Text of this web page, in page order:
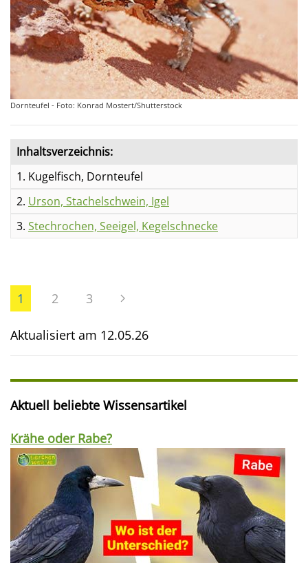
Dornteufel - Foto: Konrad Mostert/Shutterstock
Inhaltsverzeichnis:
1. Kugelfisch, Dornteufel
2. Urson, Stachelschwein, Igel
3. Stechrochen, Seeigel, Kegelschnecke
1 2 3
Aktualisiert am 12.05.26
Aktuell beliebte Wissensartikel
Krähe oder Rabe?